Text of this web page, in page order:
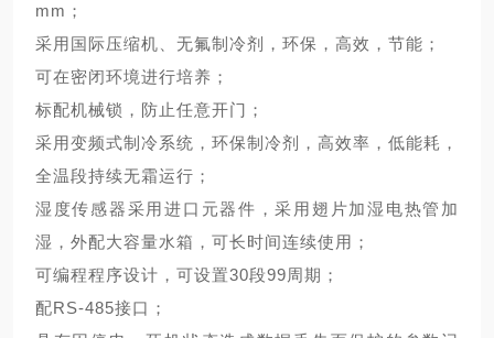
mm；
采用国际压缩机、无氟制冷剂，环保，高效，节能；
可在密闭环境进行培养；
标配机械锁，防止任意开门；
采用变频式制冷系统，环保制冷剂，高效率，低能耗，
全温段持续无霜运行；
湿度传感器采用进口元器件，采用翅片加湿电热管加
湿，外配大容量水箱，可长时间连续使用；
可编程程序设计，可设置30段99周期；
配RS-485接口；